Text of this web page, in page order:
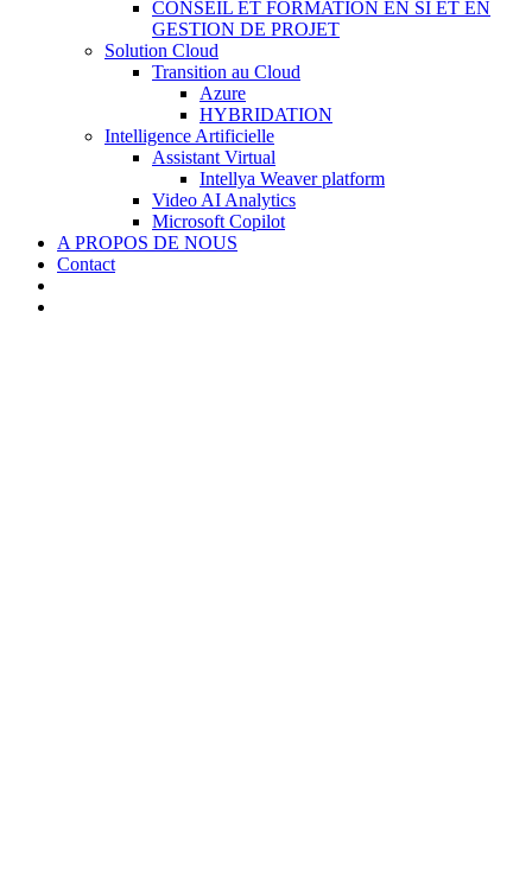
CONSEIL ET FORMATION EN SI ET EN
GESTION DE PROJET
Solution Cloud
Transition au Cloud
Azure
HYBRIDATION
Intelligence Artificielle
Assistant Virtual
Intellya Weaver platform
Video AI Analytics
Microsoft Copilot
A PROPOS DE NOUS
Contact